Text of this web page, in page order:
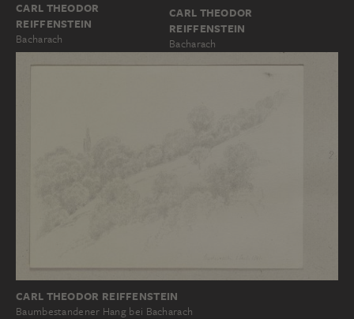
CARL THEODOR
REIFFENSTEIN
Bacharach
CARL THEODOR
REIFFENSTEIN
Bacharach
CARL THEODOR REIFFENSTEIN
Baumbestandener Hang bei Bacharach